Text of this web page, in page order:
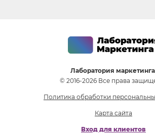
Лаборатория
© 2016-2026 Все права
Политика обработки
Карта сайта
Вход для клиентов